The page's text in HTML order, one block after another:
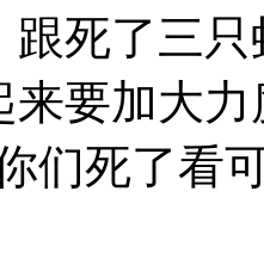
跟死了三
来要加大力
们死了看